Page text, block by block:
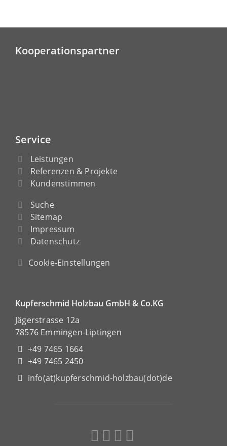
Kooperationspartner
Service
Leistungen
Referenzen & Projekte
Kundenstimmen
Suche
Sitemap
Impressum
Datenschutz
Cookie-Einstellungen
Kupferschmid Holzbau GmbH & Co.KG
Jägerstrasse 12a
78576 Emmingen-Liptingen
+49 7465 1664
+49 7465 2450
info(at)kupferschmid-holzbau(dot)de